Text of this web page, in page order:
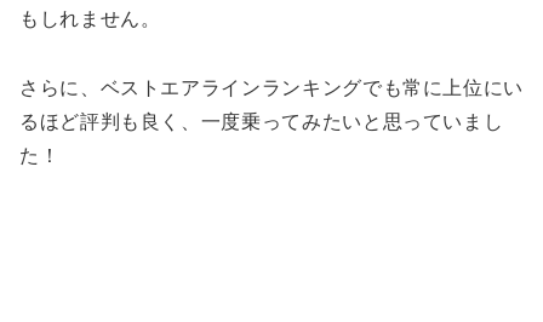
もしれません。
さらに、ベストエアラインランキングでも常に上位にい
るほど評判も良く、一度乗ってみたいと思っていまし
た！